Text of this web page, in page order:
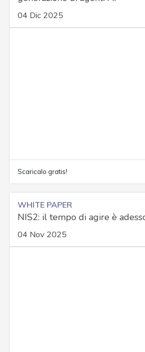
04 Dic 2025
Scaricalo gratis!
WHITE PAPER
NIS2: il tempo di agire è
04 Nov 2025